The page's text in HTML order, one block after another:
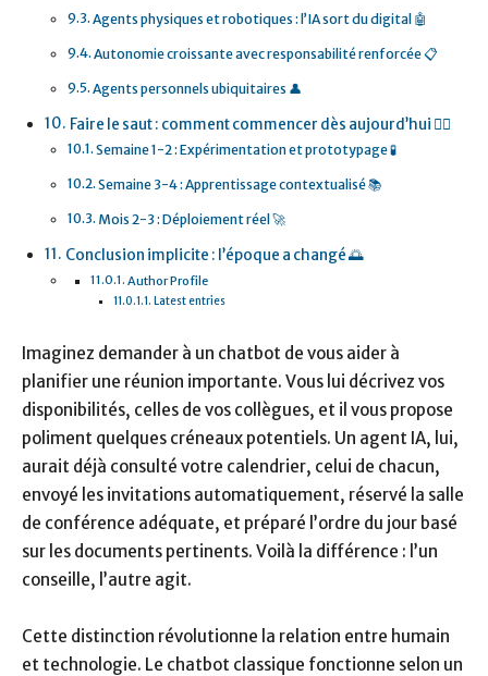
Agents physiques et robotiques : l’IA sort du digital 🤖
Autonomie croissante avec responsabilité renforcée 📋
Agents personnels ubiquitaires 👤
Faire le saut : comment commencer dès aujourd’hui 🏃‍♂️
Semaine 1-2 : Expérimentation et prototypage 🧪
Semaine 3-4 : Apprentissage contextualisé 📚
Mois 2-3 : Déploiement réel 🚀
Conclusion implicite : l’époque a changé 🌅
Author Profile
Latest entries
Imaginez demander à un chatbot de vous aider à
planifier une réunion importante. Vous lui décrivez vos
disponibilités, celles de vos collègues, et il vous propose
poliment quelques créneaux potentiels. Un agent IA, lui,
aurait déjà consulté votre calendrier, celui de chacun,
envoyé les invitations automatiquement, réservé la salle
de conférence adéquate, et préparé l’ordre du jour basé
sur les documents pertinents. Voilà la différence : l’un
conseille, l’autre agit.
Cette distinction révolutionne la relation entre humain
et technologie. Le chatbot classique fonctionne selon un